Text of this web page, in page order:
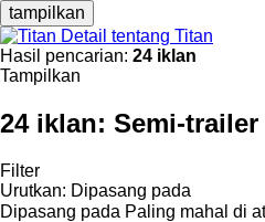
tampilkan
Detail tentang Titan
Hasil pencarian: 24 iklan
Tampilkan
24 iklan: Semi-
Filter
Urutkan: Dipasang pada
Dipasang pada Paling mahal di